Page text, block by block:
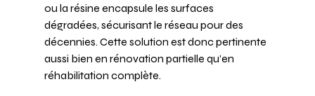
ou la résine encapsule les surfaces
dégradées, sécurisant le réseau pour des
décennies. Cette solution est donc pertinente
aussi bien en rénovation partielle qu’en
réhabilitation complète.